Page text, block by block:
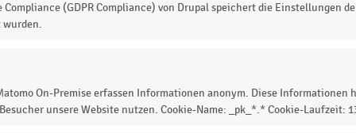
Studie „Energiemanagement im Einzelhandel 2024“
wurde im August 2024 eine Online-Befragung
Insgesamt wurden in der Studie
(GDPR Compliance) von Drupal speichert die Einstellungen
wurden.
On-Premise erfassen Informationen anonym. Diese Informationen
unsere Website nutzen. Cookie-Name: _pk_*.* Cookie-Laufzeit: